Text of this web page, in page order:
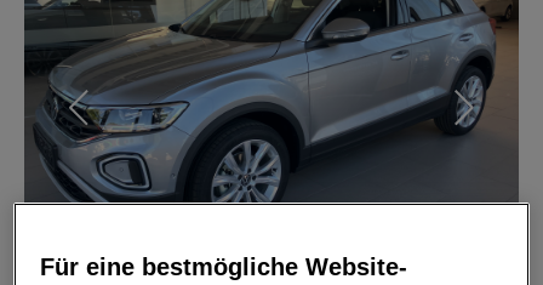
Für eine bestmögliche Website-